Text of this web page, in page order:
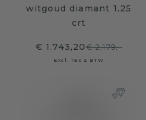
witgoud diamant 1.25
crt
€ 1.743,20€ 2.179,-
Excl. Tax & BTW